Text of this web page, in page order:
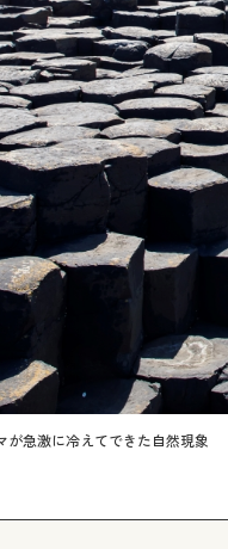
急激に冷えてできた自然現象